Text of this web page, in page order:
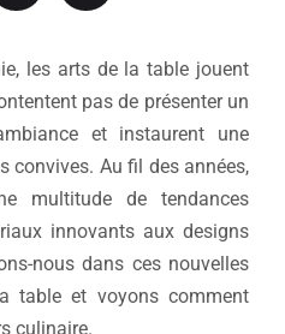
les arts de la table jouent
pas de présenter un
et instaurent une
convives. Au fil des années,
multitude de tendances
innovants aux designs
nous dans ces nouvelles
table et voyons comment
culinaire.